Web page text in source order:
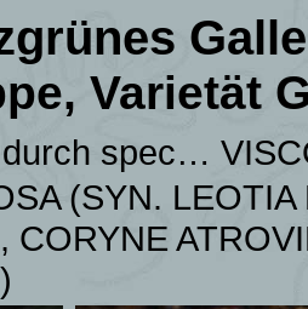
Varietät
spec…
(SYN.
CORYNE